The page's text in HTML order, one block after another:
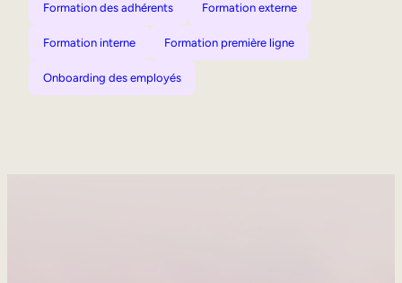
Formation des adhérents Formation externe
Formation interne Formation première ligne
Onboarding des employés